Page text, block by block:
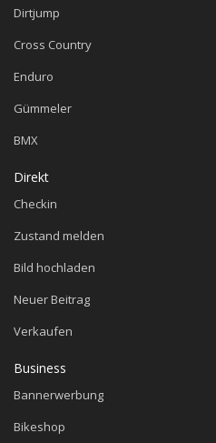
Dirtjump
Cross Country
Enduro
Gümmeler
BMX
Direkt
Checkin
Zustand melden
Bild hochladen
Neuer Beitrag
Verkaufen
Business
Bannerwerbung
Bikeshop